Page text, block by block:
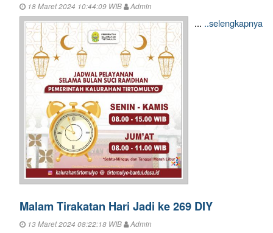
18 Maret 2024 10:44:09 WIB Admin
... ..selengkapnya
Malam Tirakatan Hari Jadi ke 269 DIY
13 Maret 2024 08:22:18 WIB Admin